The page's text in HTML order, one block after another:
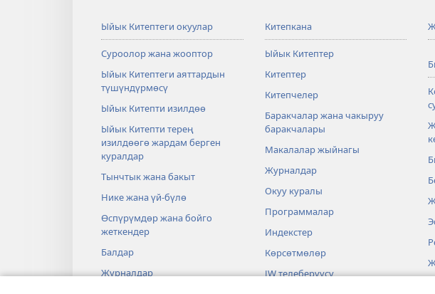
Ыйык Китептеги окуулар
Суроолор жана жооптор
Ыйык Китептеги аяттардын
түшүндүрмөсү
Ыйык Китепти изилдөө
Ыйык Китепти терең
изилдөөгө жардам берген
куралдар
Тынчтык жана бакыт
Нике жана үй-бүлө
Өспүрүмдөр жана бойго
жеткендер
Балдар
Журналдар
Китепкана
Ыйык Китептер
Китептер
Китепчелер
Баракчалар жана чакыруу
баракчалары
Макалалар жыйнагы
Журналдар
Окуу куралы
Программалар
Индекстер
Көрсөтмөлөр
JW телеберүүсү